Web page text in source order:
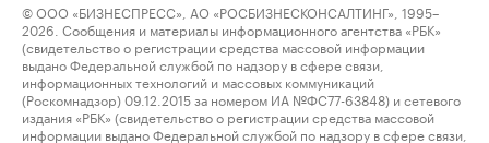
© ООО «БИЗНЕСПРЕСС», АО «РОСБИЗНЕСКОНСАЛТИНГ», 1995–
2026. Сообщения и материалы информационного агентства «РБК»
(свидетельство о регистрации средства массовой информации
выдано Федеральной службой по надзору в сфере связи,
информационных технологий и массовых коммуникаций
(Роскомнадзор) 09.12.2015 за номером ИА №ФС77-63848) и сетевого
издания «РБК» (свидетельство о регистрации средства массовой
информации выдано Федеральной службой по надзору в сфере связи,